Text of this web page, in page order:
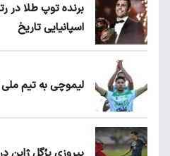
برنده توپ طلا در
اسپانیایی تاریخ
لیموچی به تیم